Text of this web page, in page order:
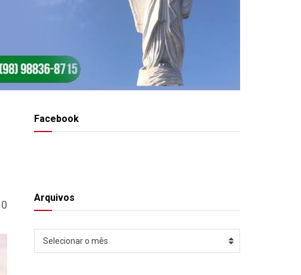
0
Facebook
Arquivos
Arquivos
Selecionar o mês